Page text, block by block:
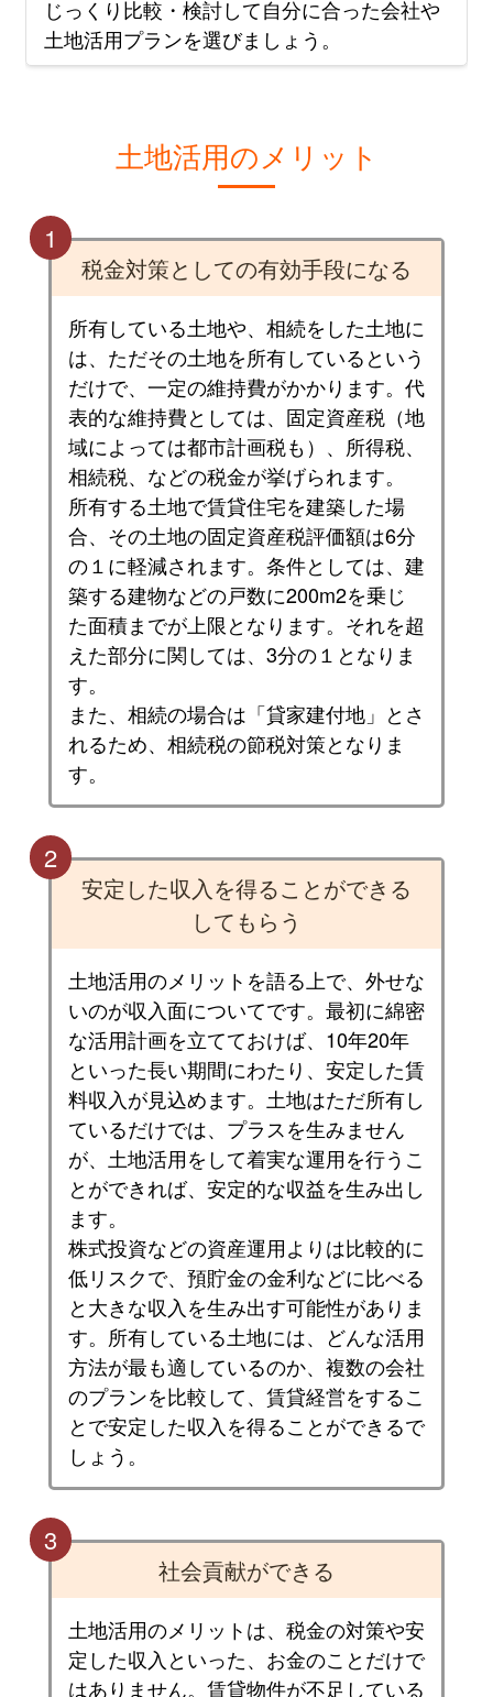
じっくり比較・検討して自分に合った会社や
土地活用プランを選びましょう。
土地活用のメリット
1
税金対策としての有効手段になる
所有している土地や、相続をした土地に
は、ただその土地を所有しているという
だけで、一定の維持費がかかります。代
表的な維持費としては、固定資産税（地
域によっては都市計画税も）、所得税、
相続税、などの税金が挙げられます。
所有する土地で賃貸住宅を建築した場
合、その土地の固定資産税評価額は6分
の１に軽減されます。条件としては、建
築する建物などの戸数に200m2を乗じ
た面積までが上限となります。それを超
えた部分に関しては、3分の１となりま
す。
また、相続の場合は「貸家建付地」とさ
れるため、相続税の節税対策となりま
す。
2
安定した収入を得ることができる
してもらう
土地活用のメリットを語る上で、外せな
いのが収入面についてです。最初に綿密
な活用計画を立てておけば、10年20年
といった長い期間にわたり、安定した賃
料収入が見込めます。土地はただ所有し
ているだけでは、プラスを生みません
が、土地活用をして着実な運用を行うこ
とができれば、安定的な収益を生み出し
ます。
株式投資などの資産運用よりは比較的に
低リスクで、預貯金の金利などに比べる
と大きな収入を生み出す可能性がありま
す。所有している土地には、どんな活用
方法が最も適しているのか、複数の会社
のプランを比較して、賃貸経営をするこ
とで安定した収入を得ることができるで
しょう。
3
社会貢献ができる
土地活用のメリットは、税金の対策や安
定した収入といった、お金のことだけで
はありません。賃貸物件が不足している